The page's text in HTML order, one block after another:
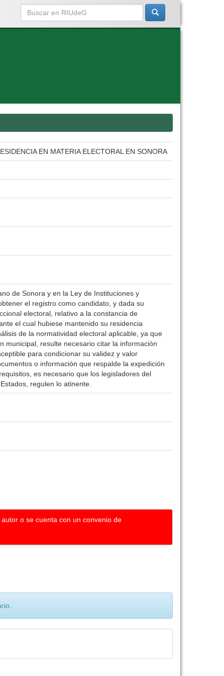
EN MATERIA ELECTORAL EN SONORA
de Sonora y en la Ley de Instituciones y
el registro como candidato, y dada su
electoral, relativo a la constancia de
el cual hubiese mantenido su residencia
de la normatividad electoral aplicable, ya que
municipal, resulte necesario citar la información
para condicionar su validez y valor
o información que respalde la expedición
es necesario que los legisladores del
regulen lo atinente.
o se cuenta con un convenio de